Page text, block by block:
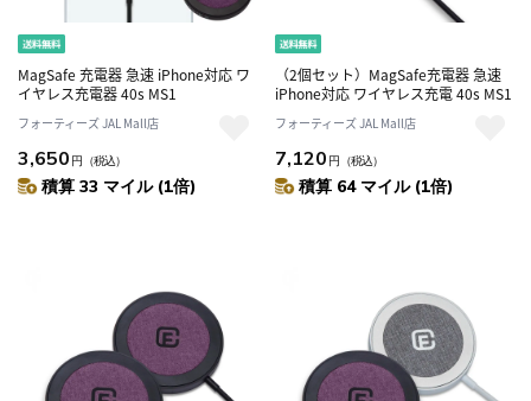
MagSafe 充電器 急速 iPhone対応 ワ
イヤレス充電器 40s MS1
フォーティーズ JAL Mall店
3,650 円 （税込）
積算 33 マイル (1倍)
（2個セット）MagSafe充電器 急速
iPhone対応 ワイヤレス充電 40s MS1
フォーティーズ JAL Mall店
7,120 円 （税込）
積算 64 マイル (1倍)